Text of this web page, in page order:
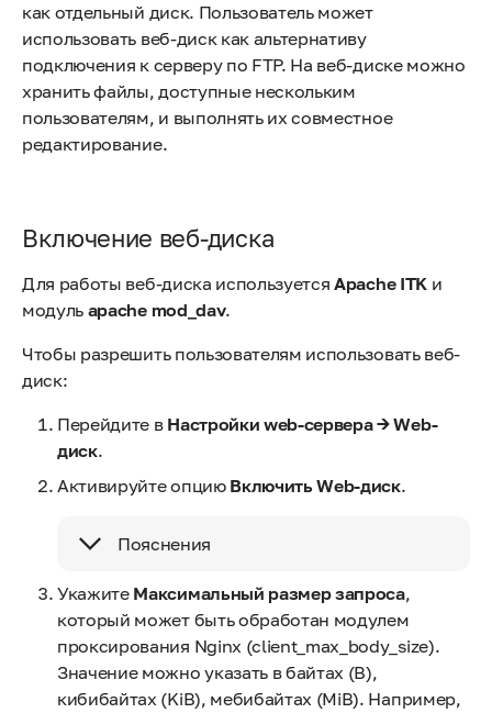
как отдельный диск. Пользователь может
использовать веб-диск как альтернативу
подключения к серверу по FTP. На веб-диске можно
хранить файлы, доступные нескольким
пользователям, и выполнять их совместное
редактирование.
Включение веб-диска
Для работы веб-диска используетсяApache ITKи
модуль apache mod_dav.
Чтобы разрешить пользователям использовать веб-
диск:
Перейдите в Настройки web-сервера → Web-
диск.
Активируйте опцию Включить Web-диск.
Пояснения
Укажите Максимальный размер запроса,
который может быть обработан модулем
проксирования Nginx (client_max_body_size).
Значение можно указать в байтах (B),
кибибайтах (KiB), мебибайтах (MiB). Например,